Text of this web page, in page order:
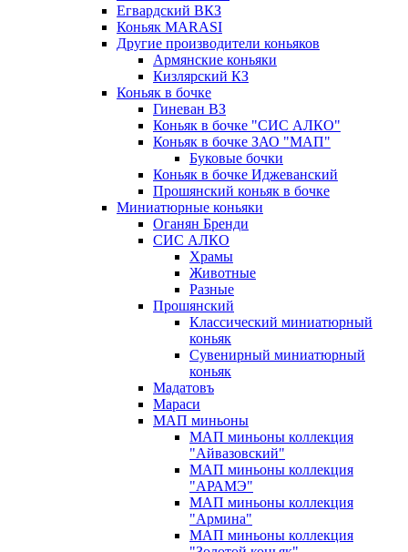
Егвардский ВКЗ
Коньяк MARASI
Другие производители коньяков
Армянские коньяки
Кизлярский КЗ
Коньяк в бочке
Гиневан ВЗ
Коньяк в бочке "СИС АЛКО"
Коньяк в бочке ЗАО "МАП"
Буковые бочки
Коньяк в бочке Иджеванский
Прошянский коньяк в бочке
Миниатюрные коньяки
Оганян Бренди
СИС АЛКО
Храмы
Животные
Разные
Прошянский
Классический миниатюрный
коньяк
Сувенирный миниатюрный
коньяк
Мадатовъ
Мараси
МАП миньоны
МАП миньоны коллекция
"Айвазовский"
МАП миньоны коллекция
"АРАМЭ"
МАП миньоны коллекция
"Армина"
МАП миньоны коллекция